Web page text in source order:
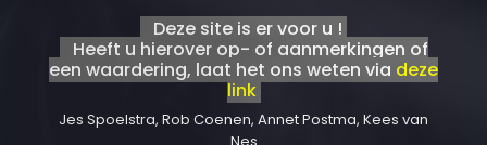
Deze site is er voor u !
Heeft u hierover op- of aanmerkingen of
een waardering, laat het ons weten via deze
link
Jes Spoelstra, Rob Coenen, Annet Postma, Kees van